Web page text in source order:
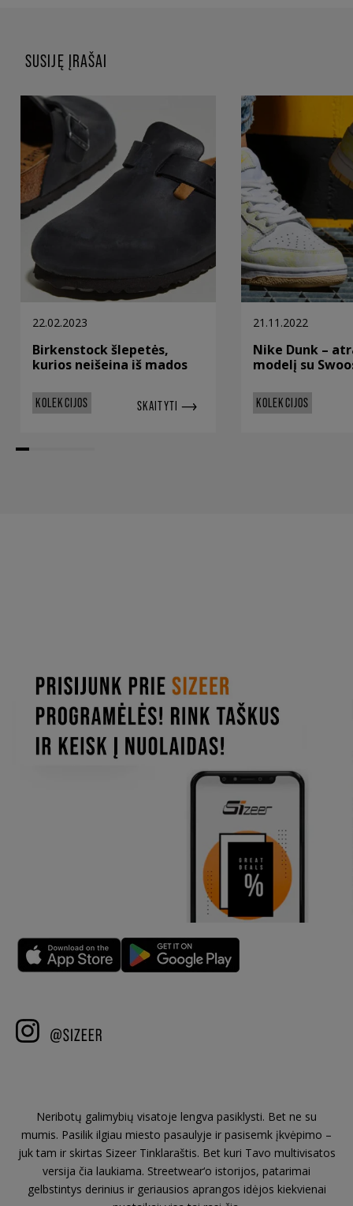
SUSIJĘ ĮRAŠAI
22.02.2023
Birkenstock šlepetės,
kurios neišeina iš mados
KOLEKCIJOS SKAITYTI
21.11.2022
Nike Dunk –
modelį su
KOLEKCIJOS
Neribotų galimybių visatoje lengva pasiklysti. Bet ne su
mumis. Pasilik ilgiau miesto pasaulyje ir pasisemk įkvėpimo –
juk tam ir skirtas Sizeer Tinklaraštis. Bet kuri Tavo multivisatos
versija čia laukiama. Streetwear‘o istorijos, patarimai
gelbstintys derinius ir geriausios aprangos idėjos kiekvienai